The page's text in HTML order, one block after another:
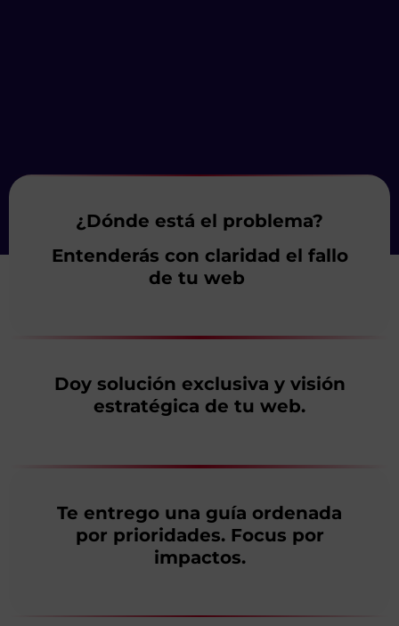
¿Dónde está el problema?
Entenderás con claridad el fallo
de tu web
Doy solución exclusiva y visión
estratégica de tu web.
Te entrego una guía ordenada
por prioridades. Focus por
impactos.